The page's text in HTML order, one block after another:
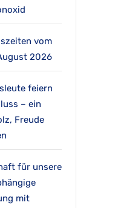
vom
2026
feiern
– ein
Freude
für unsere
mit